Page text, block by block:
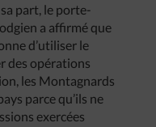
part, le porte-
a affirmé que
d’utiliser le
des opérations
les Montagnards
parce qu’ils ne
exercées